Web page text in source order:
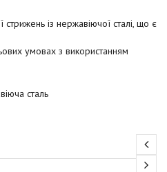
стрижень із нержавіючої сталі, що є
умовах з використанням
сталь